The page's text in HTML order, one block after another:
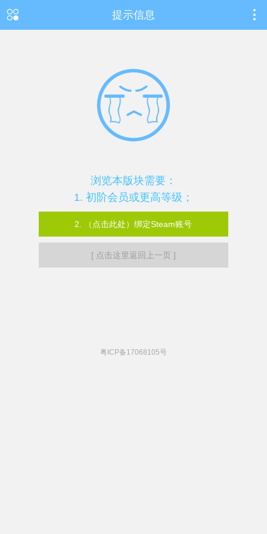
提示信息
浏览本版块需要：
1. 初阶会员或更高等级；
2. （点击此处）绑定Steam账号
[ 点击这里返回上一页 ]
粤ICP备17068105号